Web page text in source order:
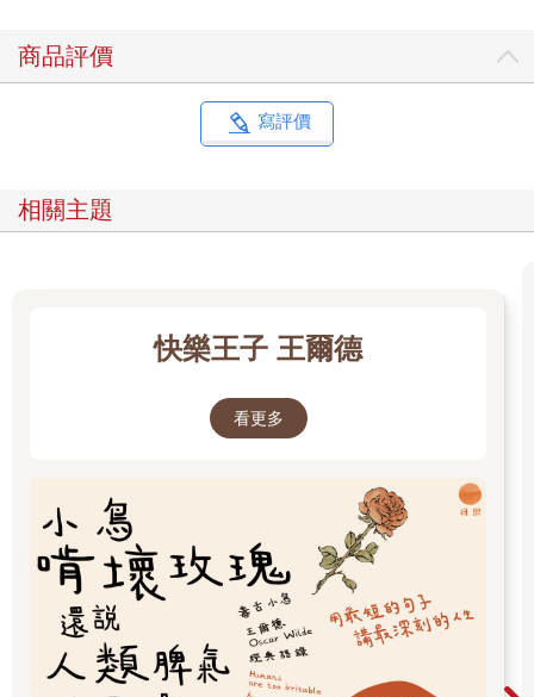
商品評價
寫評價
相關主題
快樂王子 王爾德
看更多